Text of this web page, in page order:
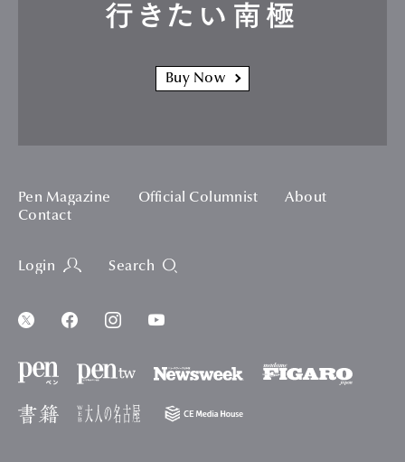
行きたい南極
Buy Now
Pen Magazine Official Columnist
About
Contact
Login Search